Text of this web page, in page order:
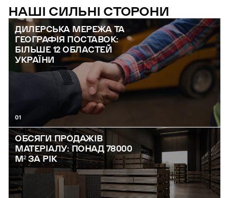
НАШІ СИЛЬНІ СТОРОНИ
ДИЛЕРСЬКА МЕРЕЖА ТА
ГЕОГРАФІЯ ПОСТАВОК:
БІЛЬШЕ 12 ОБЛАСТЕЙ
УКРАЇНИ
01
ОБСЯГИ ПРОДАЖІВ
МАТЕРІАЛУ: ПОНАД 78000
М² ЗА РІК